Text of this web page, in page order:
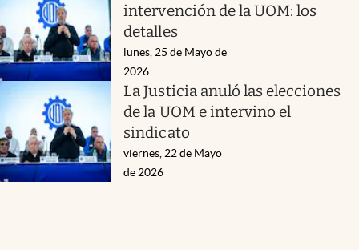
intervención de la UOM: los
detalles
lunes, 25 de Mayo de
2026
La Justicia anuló las elecciones
de la UOM e intervino el
sindicato
viernes, 22 de Mayo
de 2026